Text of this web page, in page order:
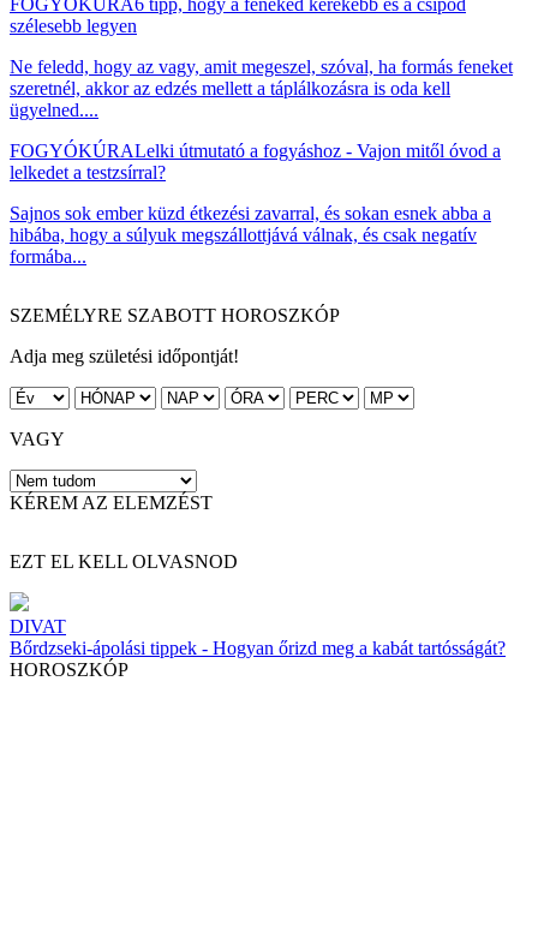
szélesebb legyen
Ne feledd, hogy az vagy, amit megeszel, szóval, ha formás feneket
szeretnél, akkor az edzés mellett a táplálkozásra is oda kell
ügyelned....
FOGYÓKÚRALelki útmutató a fogyáshoz - Vajon mitől óvod a
lelkedet a testzsírral?
Sajnos sok ember küzd étkezési zavarral, és sokan esnek abba a
hibába, hogy a súlyuk megszállottjává válnak, és csak negatív
formába...
SZEMÉLYRE SZABOTT HOROSZKÓP
Adja meg születési időpontját!
VAGY
KÉREM AZ ELEMZÉST
EZT EL KELL OLVASNOD
DIVAT
Bőrdzseki-ápolási tippek - Hogyan őrizd meg a kabát tartósságát?
HOROSZKÓP